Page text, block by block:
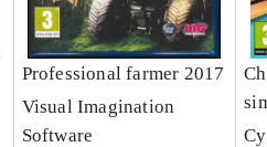
Professional farmer 2017
Visual Imagination
Software